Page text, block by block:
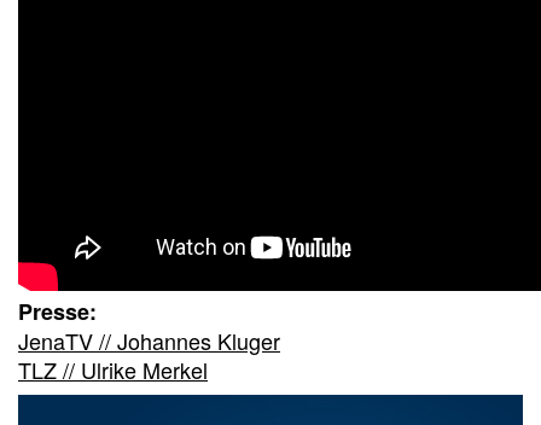
Presse:
JenaTV // Johannes Kluger
TLZ // Ulrike Merkel